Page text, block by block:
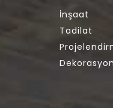
İnşaat
Tadilat
Dekorasyon